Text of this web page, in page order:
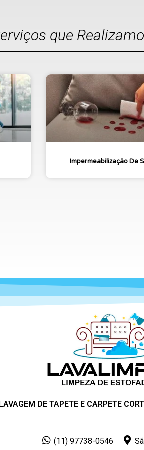
que
Impermeabilização De
DE TAPETE E CARPETE
(11) 97738-0546